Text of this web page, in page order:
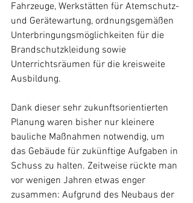
Fahrzeuge, Werkstätten für Atemschutz-
und Gerätewartung, ordnungsgemäßen
Unterbringungsmöglichkeiten für die
Brandschutzkleidung sowie
Unterrichtsräumen für die kreisweite
Ausbildung.
Dank dieser sehr zukunftsorientierten
Planung waren bisher nur kleinere
bauliche Maßnahmen notwendig, um
das Gebäude für zukünftige Aufgaben in
Schuss zu halten. Zeitweise rückte man
vor wenigen Jahren etwas enger
zusammen: Aufgrund des Neubaus der